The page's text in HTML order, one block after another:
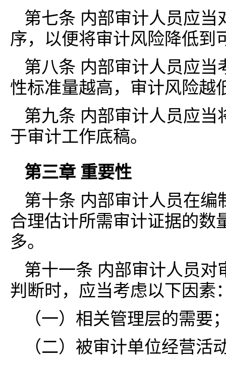
第七条 内部审计人员应
序，以便将审计风险降低到
第八条 内部审计人员应
性标准量越高，审计风险越
第九条 内部审计人员应
于审计工作底稿。
第三章 重要性
第十条 内部审计人员在
合理估计所需审计证据的数
多。
第十一条 内部审计人员
判断时，应当考虑以下因素
（一）相关管理层的需要
（二）被审计单位经营